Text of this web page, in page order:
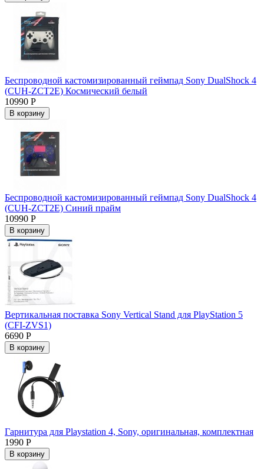
Беспроводной кастомизированный геймпад Sony DualShock 4
(CUH-ZCT2E) Космический белый
10990 Р
В корзину
Беспроводной кастомизированный геймпад Sony DualShock 4
(CUH-ZCT2E) Синий прайм
10990 Р
В корзину
Вертикальная поставка Sony Vertical Stand для PlayStation 5
(CFI-ZVS1)
6690 Р
В корзину
Гарнитура для Playstation 4, Sony, оригинальная, комплектная
1990 Р
В корзину